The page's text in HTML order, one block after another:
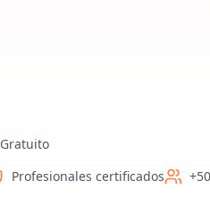
Profesionales certificados